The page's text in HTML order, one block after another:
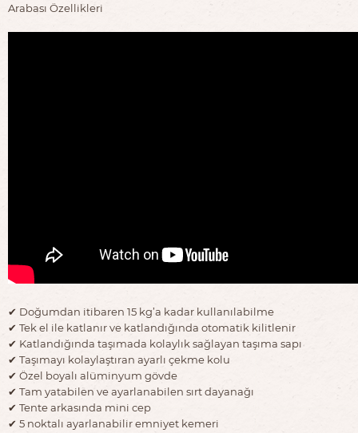
Arabası Özellikleri
✔︎ Doğumdan itibaren 15 kg’a kadar kullanılabilme
✔︎ Tek el ile katlanır ve katlandığında otomatik kilitlenir
✔︎ Katlandığında taşımada kolaylık sağlayan taşıma sapı
✔︎ Taşımayı kolaylaştıran ayarlı çekme kolu
✔︎ Özel boyalı alüminyum gövde
✔︎ Tam yatabilen ve ayarlanabilen sırt dayanağı
✔︎ Tente arkasında mini cep
✔︎ 5 noktalı ayarlanabilir emniyet kemeri